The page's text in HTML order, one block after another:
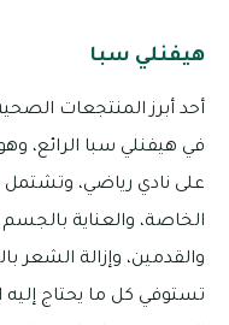
هيفنلي سبا
أحد أبرز المنتجعات
في هيفنلي سبا الرائع،
على نادي رياضي، وتشتمل
الخاصة، والعناية بالجسم
والقدمين، وإزالة الشعر
تستوفي كل ما يحتاج